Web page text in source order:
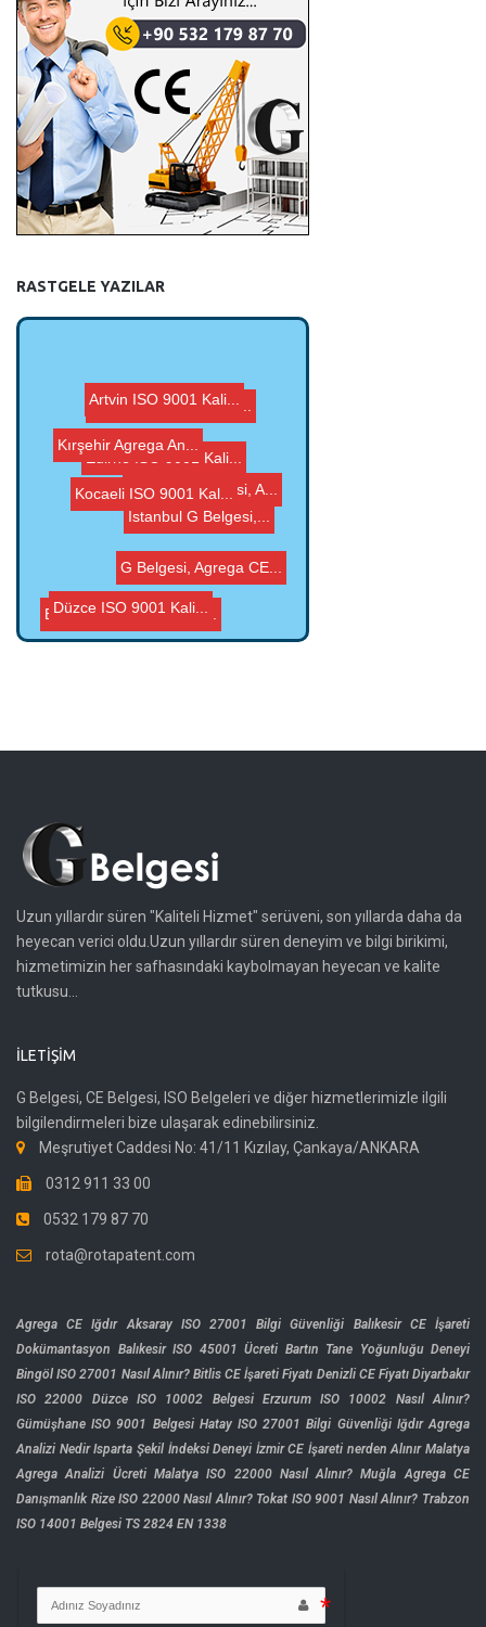
RASTGELE YAZILAR
İstanbul G Belgesi,...
Beton Karma Suyu Ana...
Düzce ISO 9001 Kali...
Artvin ISO 9001 Kali...
G Belgesi, Agrega CE...
Kocaeli ISO 9001 Kal...
Kırşehir Agrega An...
Uzun yıllardır süren "Kaliteli Hizmet" serüveni, son yıllarda daha da
heyecan verici oldu.Uzun yıllardır süren deneyim ve bilgi birikimi,
hizmetimizin her safhasındaki kaybolmayan heyecan ve kalite
tutkusu...
İLETIŞIM
G Belgesi, CE Belgesi, ISO Belgeleri ve diğer hizmetlerimizle ilgili
bilgilendirmeleri bize ulaşarak edinebilirsiniz.
Meşrutiyet Caddesi No: 41/11 Kızılay, Çankaya/ANKARA
0312 911 33 00
0532 179 87 70
rota@rotapatent.com
Agrega CE Iğdır Aksaray ISO 27001 Bilgi Güvenliği
Balıkesir CE İşareti
Dokümantasyon Balıkesir ISO 45001 Ücreti Bartın Tane Yoğunluğu Deneyi
Bingöl ISO 27001 Nasıl Alınır? Bitlis CE İşareti Fiyatı Denizli CE Fiyatı Diyarbakır
ISO 22000
Düzce ISO 10002 Belgesi
Erzurum ISO 10002 Nasıl Alınır?
Gümüşhane ISO 9001 Belgesi Hatay ISO 27001 Bilgi Güvenliği Iğdır Agrega
Analizi Nedir Isparta Şekil İndeksi Deneyi İzmir CE İşareti nerden Alınır Malatya
Agrega Analizi Ücreti Malatya ISO 22000 Nasıl Alınır? Muğla Agrega CE
Danışmanlık Rize ISO 22000 Nasıl Alınır? Tokat ISO 9001 Nasıl Alınır? Trabzon
ISO 14001 Belgesi TS 2824 EN 1338